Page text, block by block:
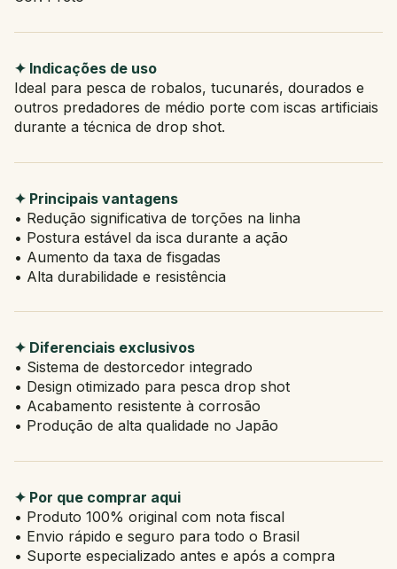
✦ Indicações de uso
Ideal para pesca de robalos, tucunarés, dourados e
outros predadores de médio porte com iscas artificiais
durante a técnica de drop shot.
✦ Principais vantagens
• Redução significativa de torções na linha
• Postura estável da isca durante a ação
• Aumento da taxa de fisgadas
• Alta durabilidade e resistência
✦ Diferenciais exclusivos
• Sistema de destorcedor integrado
• Design otimizado para pesca drop shot
• Acabamento resistente à corrosão
• Produção de alta qualidade no Japão
✦ Por que comprar aqui
• Produto 100% original com nota fiscal
• Envio rápido e seguro para todo o Brasil
• Suporte especializado antes e após a compra